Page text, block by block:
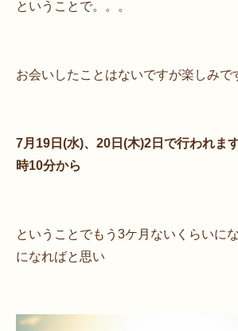
ということで。。。
お会いしたことはないですが楽しみで
7月19日(水)、20日(木)2日で行われま
時10分から
ということでもう3ケ月ないくらいに
になればと思い